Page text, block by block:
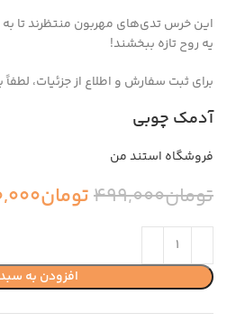
این خرس تدی‌های مهربون منتظرند تا به
یه روح تازه ببخشند!
برای ثبت سفارش و اطلاع از جزئیات، لطفاً
آدمک چوبی
فروشگاه استند من
تومان499,000تومان
افزودن به